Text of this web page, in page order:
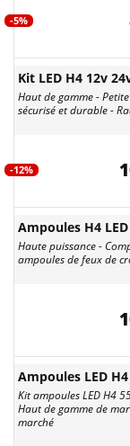
-5%
Kit LED H4 12v
Haut de gamme -
sécurisé et durable -
-12%
Ampoules H4
Haute puissance -
ampoules de feux de
Ampoules LED
Kit ampoules LED H4
Haut de gamme de
marché